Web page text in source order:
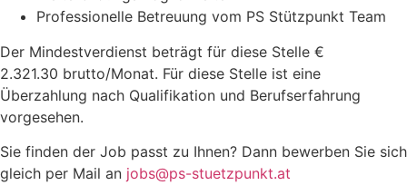
Professionelle Betreuung vom PS Stützpunkt Team
Der Mindestverdienst beträgt für diese Stelle €
2.321.30 brutto/Monat. Für diese Stelle ist eine
Überzahlung nach Qualifikation und Berufserfahrung
vorgesehen.
Sie finden der Job passt zu Ihnen? Dann bewerben Sie sich
gleich per Mail an jobs@ps-stuetzpunkt.at